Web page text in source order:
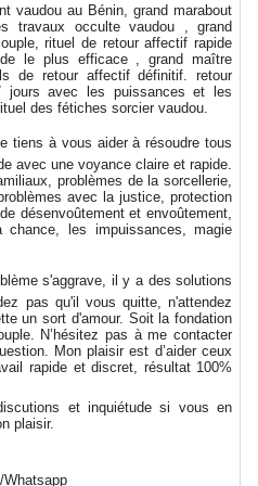
vaudou au Bénin, grand marabout
travaux occulte vaudou , grand
rituel de retour affectif rapide
le plus efficace , grand maître
de retour affectif définitif. retour
jours avec les puissances et les
des fétiches sorcier vaudou.
tiens à vous aider à résoudre tous
avec une voyance claire et rapide.
problèmes de la sorcellerie,
avec la justice, protection
désenvoûtement et envoûtement,
les impuissances, magie
s'aggrave, il y a des solutions
pas qu'il vous quitte, n'attendez
un sort d'amour. Soit la fondation
N’hésitez pas à me contacter
Mon plaisir est d’aider ceux
rapide et discret, résultat 100%
et inquiétude si vous en
plaisir.
Whatsapp